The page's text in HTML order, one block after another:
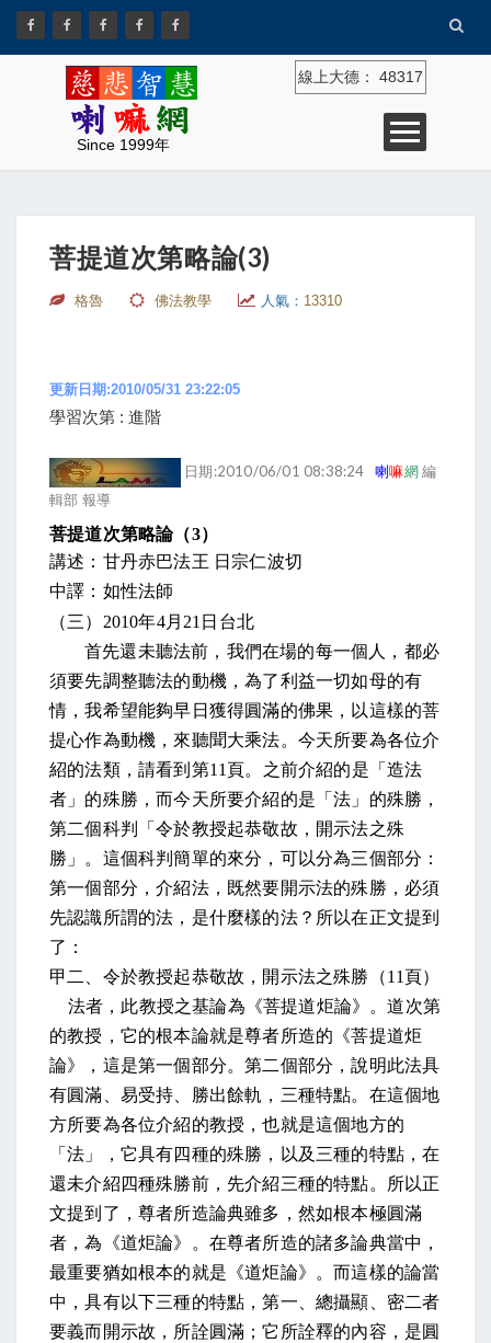
Since 1999年
線上大德： 48317
菩提道次第略論(3)
格魯 佛法教學 人氣： 13310
更新日期:2010/05/31 23:22:05
學習次第 : 進階
日期:2010/06/01 08:38:24喇嘛網編
輯部 報導
菩提道次第略論（3）
講述：甘丹赤巴法王 日宗仁波切
中譯：如性法師
（三） 2010年4月 21 日台北
首先還未聽法前，我們在場的每一個人，都必
須要先調整聽法的動機，為了利益一切如母的有
情，我希望能夠早日獲得圓滿的佛果，以這樣的菩
提心作為動機，來聽聞大乘法。今天所要為各位介
紹的法類，請看到第11 頁。之前介紹的是「造法
者」的殊勝，而今天所要介紹的是「法」的殊勝，
第二個科判「令於教授起恭敬故，開示法之殊
勝」。這個科判簡單的來分，可以分為三個部分：
第一個部分，介紹法，既然要開示法的殊勝，必須
先認識所謂的法，是什麼樣的法？所以在正文提到
了：
甲二、令於教授起恭敬故，開示法之殊勝 （11 頁）
法者，此教授之基論為《菩提道炬論》。道次第
的教授，它的根本論就是尊者所造的《菩提道炬
論》，這是第一個部分。第二個部分，說明此法具
有圓滿、易受持、勝出餘軌，三種特點。在這個地
方所要為各位介紹的教授，也就是這個地方的
「法」，它具有四種的殊勝，以及三種的特點，在
還未介紹四種殊勝前，先介紹三種的特點。所以正
文提到了， 尊者所造論典雖多，然如根本極圓滿
者，為《道炬論》。 在尊者所造的諸多論典當中，
最重要猶如根本的就是《道炬論》。而這樣的論當
中，具有以下三種的特點，第一、 總攝顯、密二者
要義而開示故，所詮圓滿；它所詮釋的內容，是圓